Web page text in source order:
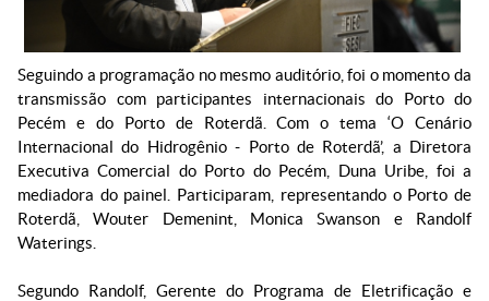
Seguindo a programação no mesmo auditório, foi o momento da
transmissão com participantes internacionais do Porto do
Pecém e do Porto de Roterdã. Com o tema ‘O Cenário
Internacional do Hidrogênio - Porto de Roterdã’, a Diretora
Executiva Comercial do Porto do Pecém, Duna Uribe, foi a
mediadora do painel. Participaram, representando o Porto de
Roterdã, Wouter Demenint, Monica Swanson e Randolf
Waterings.
Segundo Randolf, Gerente do Programa de Eletrificação e